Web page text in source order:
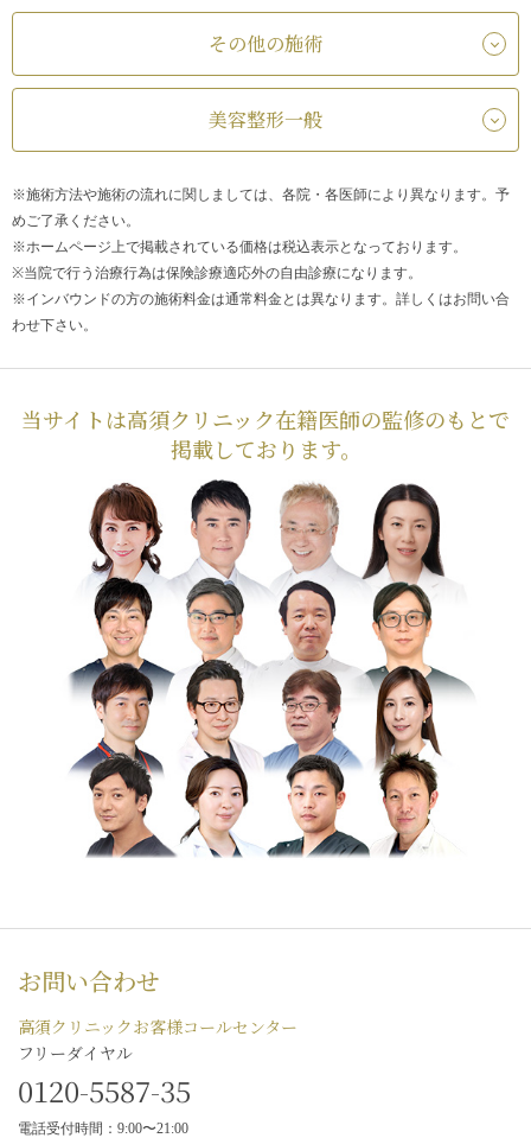
その他の施術
美容整形一般
※施術方法や施術の流れに関しましては、各院・各医師により異なります。予
めご了承ください。
※ホームページ上で掲載されている価格は税込表示となっております。
※当院で行う治療行為は保険診療適応外の自由診療になります。
※インバウンドの方の施術料金は通常料金とは異なります。詳しくはお問い合
わせ下さい。
当サイトは高須クリニック在籍医師の監修のもとで
掲載しております。
お問い合わせ
高須クリニックお客様コールセンター
フリーダイヤル
0120-5587-35
電話受付時間：9:00〜21:00